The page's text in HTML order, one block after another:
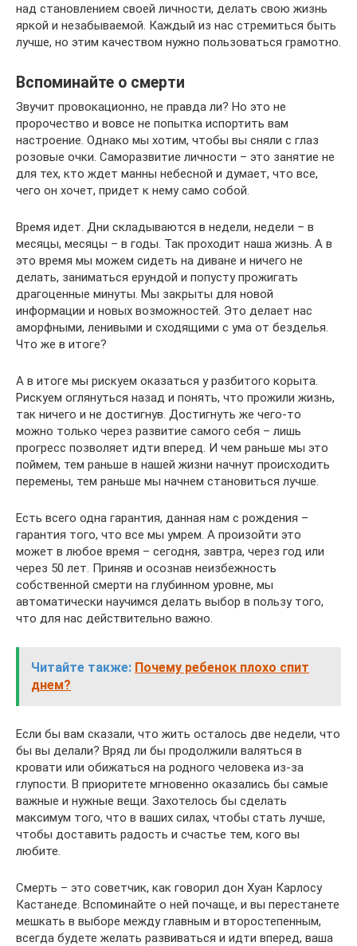
над становлением своей личности, делать свою жизнь
яркой и незабываемой. Каждый из нас стремиться быть
лучше, но этим качеством нужно пользоваться грамотно.
Вспоминайте о смерти
Звучит провокационно, не правда ли? Но это не
пророчество и вовсе не попытка испортить вам
настроение. Однако мы хотим, чтобы вы сняли с глаз
розовые очки. Саморазвитие личности – это занятие не
для тех, кто ждет манны небесной и думает, что все,
чего он хочет, придет к нему само собой.
Время идет. Дни складываются в недели, недели – в
месяцы, месяцы – в годы. Так проходит наша жизнь. А в
это время мы можем сидеть на диване и ничего не
делать, заниматься ерундой и попусту прожигать
драгоценные минуты. Мы закрыты для новой
информации и новых возможностей. Это делает нас
аморфными, ленивыми и сходящими с ума от безделья.
Что же в итоге?
А в итоге мы рискуем оказаться у разбитого корыта.
Рискуем оглянуться назад и понять, что прожили жизнь,
так ничего и не достигнув. Достигнуть же чего-то
можно только через развитие самого себя – лишь
прогресс позволяет идти вперед. И чем раньше мы это
поймем, тем раньше в нашей жизни начнут происходить
перемены, тем раньше мы начнем становиться лучше.
Есть всего одна гарантия, данная нам с рождения –
гарантия того, что все мы умрем. А произойти это
может в любое время – сегодня, завтра, через год или
через 50 лет. Приняв и осознав неизбежность
собственной смерти на глубинном уровне, мы
автоматически научимся делать выбор в пользу того,
что для нас действительно важно.
Читайте также: Почему ребенок плохо спит
днем?
Если бы вам сказали, что жить осталось две недели, что
бы вы делали? Вряд ли бы продолжили валяться в
кровати или обижаться на родного человека из-за
глупости. В приоритете мгновенно оказались бы самые
важные и нужные вещи. Захотелось бы сделать
максимум того, что в ваших силах, чтобы стать лучше,
чтобы доставить радость и счастье тем, кого вы
любите.
Смерть – это советчик, как говорил дон Хуан Карлосу
Кастанеде. Вспоминайте о ней почаще, и вы перестанете
мешкать в выборе между главным и второстепенным,
всегда будете желать развиваться и идти вперед, ваша